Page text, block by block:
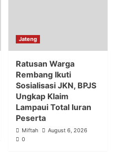
Jateng
Ratusan Warga
Rembang Ikuti
Sosialisasi JKN, BPJS
Ungkap Klaim
Lampaui Total Iuran
Peserta
Miftah
August 6, 2026
0